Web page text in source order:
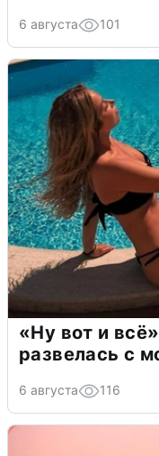
6 августа 101
«Ну вот и
развелась с
6 августа 116